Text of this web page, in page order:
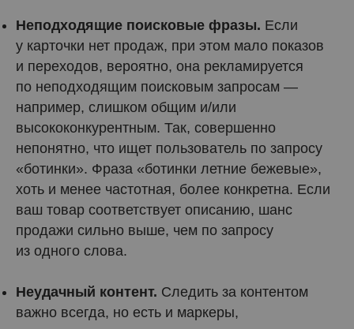
Неподходящие поисковые фразы. Если
у карточки нет продаж, при этом мало показов
и переходов, вероятно, она рекламируется
по неподходящим поисковым запросам —
например, слишком общим и/или
высококонкурентным. Так, совершенно
непонятно, что ищет пользователь по запросу
«ботинки». Фраза «ботинки летние бежевые»,
хоть и менее частотная, более конкретна. Если
ваш товар соответствует описанию, шанс
продажи сильно выше, чем по запросу
из одного слова.
Неудачный контент. Следить за контентом
важно всегда, но есть и маркеры,